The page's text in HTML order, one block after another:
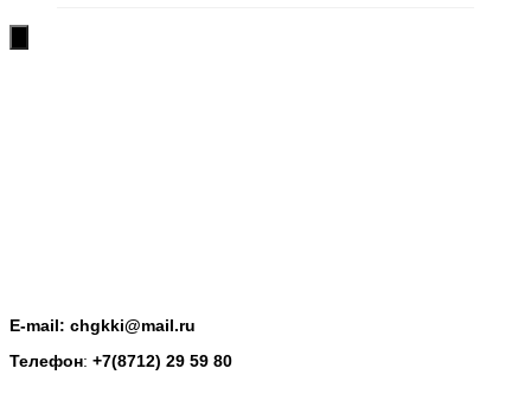
E-mail: chgkki@mail.ru
Телефон: +7(8712) 29 59 80